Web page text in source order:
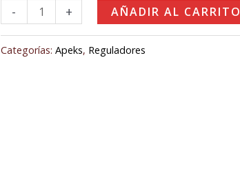
- + AÑADIR AL CARRITO
Categorías: Apeks, Reguladores